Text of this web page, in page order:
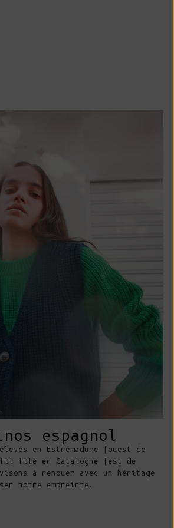
(XAF CFA)
Îles Cook (NZD
Costa Rica
Côte d'Ivoire
Croatie (EUR
Curaçao (ANG
Chypre (EUR €)
Tchèque (CZK
Kč)
Danemark (DKK
kr.)
espagnol
en Estrémadure (ouest de
fil filé en Catalogne (est de
à renouer avec un héritage
notre empreinte.